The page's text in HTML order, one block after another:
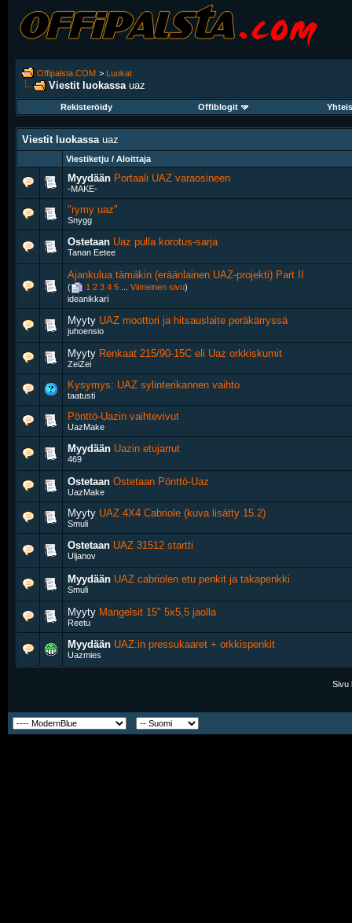
Offipalsta.COM > Luokat
Viestit luokassa uaz
Rekisteröidy Offiblogit
Viestit luokassa uaz
Viestiketju / Aloittaja
Myydään Portaali UAZ varaosineen
-MAKE-
"rymy uaz"
Snygg
Ostetaan Uaz pulla korotus-sarja
Tanan Eetee
Ajankulua tämäkin (eräänlainen UAZ-projekti) Part II
( 1 2 3 4 5 Viimeinen sivu)
ideanikkari
Myyty UAZ moottori ja hitsauslaite peräkärryssä
juhoensio
Myyty Renkaat 215/90-15C eli Uaz orkkiskumit
ZeiZei
Kysymys: UAZ sylinterikannen vaihto
taatusti
Pönttö-Uazin vaihtevivut
UazMake
Myydään Uazin etujarrut
469
Ostetaan Ostetaan Pönttö-Uaz
UazMake
Myyty UAZ 4X4 Cabriole (kuva lisätty 15.2)
Smuli
Ostetaan UAZ 31512 startti
Uljanov
Myydään UAZ cabriolen etu penkit ja takapenkki
Smuli
Myyty Mangelsit 15" 5x5,5 jaolla
Reetu
Myydään UAZ:in pressukaaret + orkkispenkit
Uazmies
Sivu